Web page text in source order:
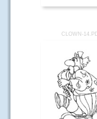
CLOWN-